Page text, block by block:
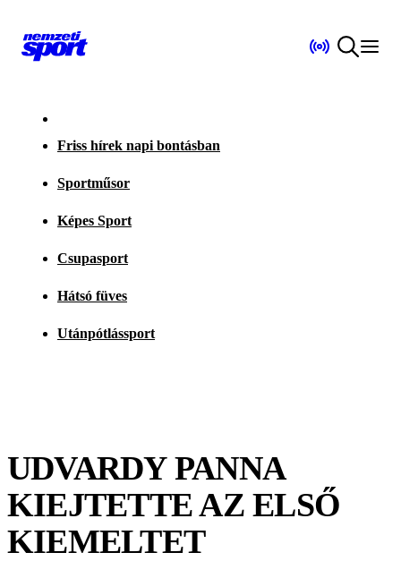
Friss hírek napi bontásban
Sportműsor
Képes Sport
Csupasport
Hátsó füves
Utánpótlássport
UDVARDY PANNA
KIEJTETTE AZ ELSŐ
KIEMELTET